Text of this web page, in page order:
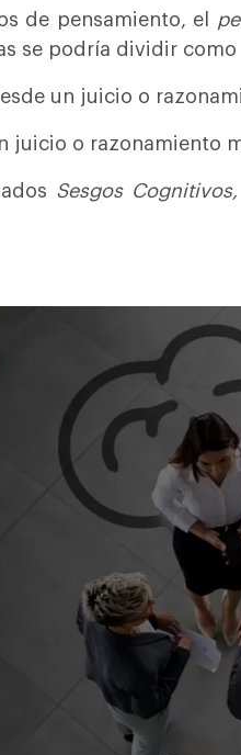
de pensamiento, el
se podría dividir como
un juicio o
juicio o razonamiento
Sesgos Cognitivos,